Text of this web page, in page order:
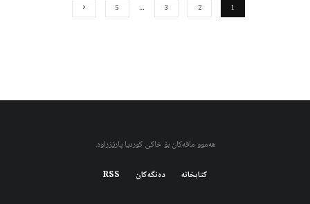
1
2
3
…
5
هەموو مافەکان بۆ خاکی کوردیا پارێزراوە.
کتابخانه دەنگەکان RSS